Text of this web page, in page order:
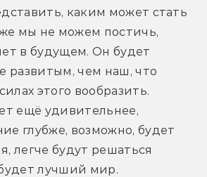
каким может стать
мы не можем постичь,
в будущем. Он будет
развитым, чем наш, что
этого вообразить.
ещё удивительнее,
глубже, возможно, будет
легче будут решаться
лучший мир.